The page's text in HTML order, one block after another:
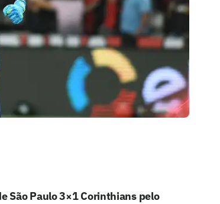
São Paulo 3×1 Corinthians pelo